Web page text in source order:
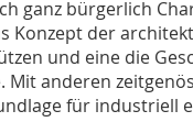
ganz bürgerlich
Konzept der
und eine die
Mit anderen
für industriell